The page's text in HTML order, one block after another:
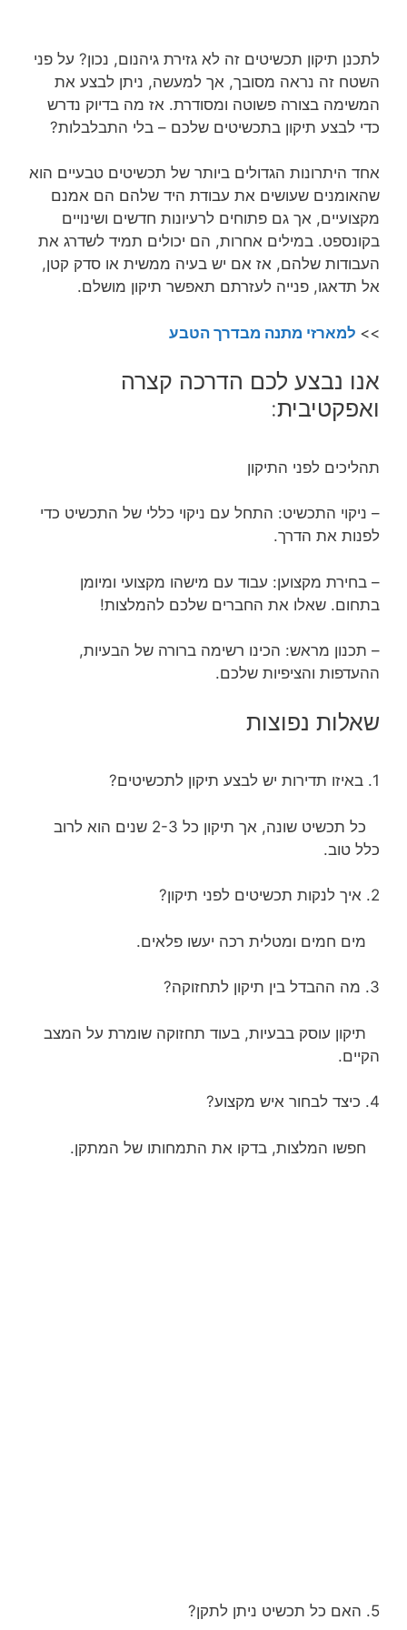
לתכנן תיקון תכשיטים זה לא גזירת גיהנום, נכון? על פני
השטח זה נראה מסובך, אך למעשה, ניתן לבצע את
המשימה בצורה פשוטה ומסודרת. אז מה בדיוק נדרש
כדי לבצע תיקון בתכשיטים שלכם – בלי התבלבלות?
אחד היתרונות הגדולים ביותר של תכשיטים טבעיים הוא
שהאומנים שעושים את עבודת היד שלהם הם אמנם
מקצועיים, אך גם פתוחים לרעיונות חדשים ושינויים
בקונספט. במילים אחרות, הם יכולים תמיד לשדרג את
העבודות שלהם, אז אם יש בעיה ממשית או סדק קטן,
אל תדאגו, פנייה לעזרתם תאפשר תיקון מושלם.
>> למארזי מתנה מבדרך הטבע
אנו נבצע לכם הדרכה קצרה
ואפקטיבית:
תהליכים לפני התיקון
– ניקוי התכשיט: התחל עם ניקוי כללי של התכשיט כדי
לפנות את הדרך.
– בחירת מקצוען: עבוד עם מישהו מקצועי ומיומן
בתחום. שאלו את החברים שלכם להמלצות!
– תכנון מראש: הכינו רשימה ברורה של הבעיות,
ההעדפות והציפיות שלכם.
שאלות נפוצות
1. באיזו תדירות יש לבצע תיקון לתכשיטים?
כל תכשיט שונה, אך תיקון כל 2-3 שנים הוא לרוב
כלל טוב.
2. איך לנקות תכשיטים לפני תיקון?
מים חמים ומטלית רכה יעשו פלאים.
3. מה ההבדל בין תיקון לתחזוקה?
תיקון עוסק בבעיות, בעוד תחזוקה שומרת על המצב
הקיים.
4. כיצד לבחור איש מקצוע?
חפשו המלצות, בדקו את התמחותו של המתקן.
5. האם כל תכשיט ניתן לתקן?